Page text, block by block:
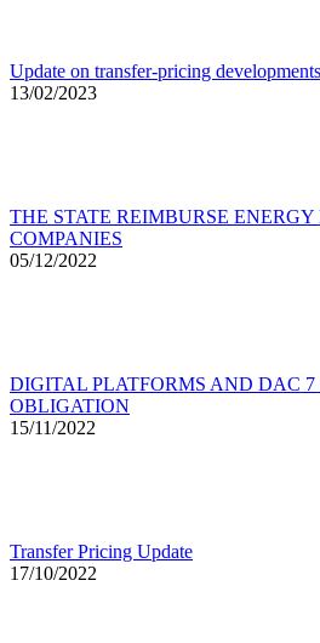
Update on transfer-pricing developments
13/02/2023
THE STATE REIMBURSE
COMPANIES
05/12/2022
DIGITAL PLATFORMS AND DAC 7
OBLIGATION
15/11/2022
Transfer Pricing Update
17/10/2022